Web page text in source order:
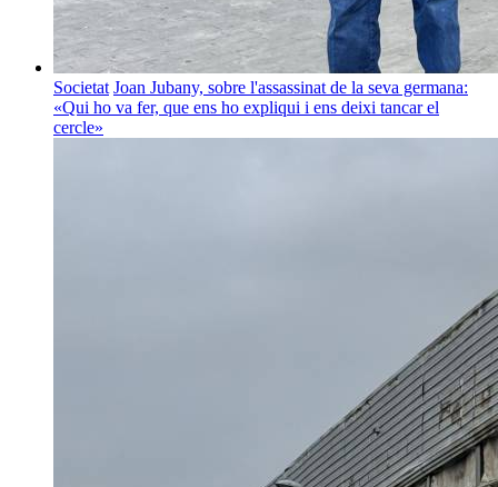
Societat Joan Jubany, sobre l'assassinat de la seva germana:
«Qui ho va fer, que ens ho expliqui i ens deixi tancar el
cercle»